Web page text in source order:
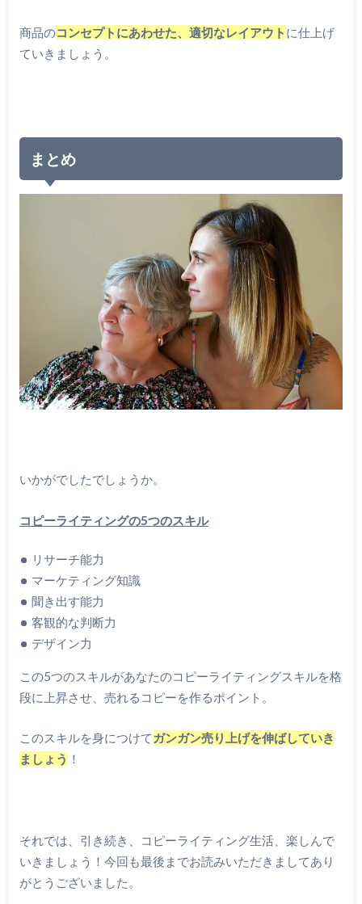
商品のコンセプトにあわせた、適切なレイアウト に仕上げ
ていきましょう。
まとめ
いかがでしたでしょうか。
コピーライティングの5つのスキル
リサーチ能力
マーケティング知識
聞き出す能力
客観的な判断力
デザイン力
この5つのスキルがあなたのコピーライティングスキルを格
段に上昇させ、売れるコピーを作るポイント。
このスキルを身につけて ガンガン売り上げを伸ばしていき
ましょう ！
それでは、引き続き、コピーライティング生活、楽しんで
いきましょう！今回も最後までお読みいただきましてあり
がとうございました。